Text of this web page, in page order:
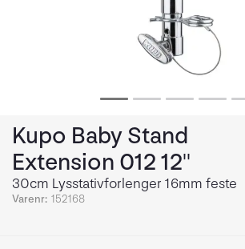
Kupo Baby Stand
Extension 012 12''
30cm Lysstativforlenger 16mm feste
Varenr: 152168